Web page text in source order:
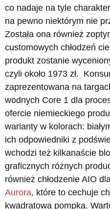
co nadaje na tyle
na pewno niektórym nie
Została ona również
customowych chłodzeń
produkt zostanie
czyli około 1973 zł.
zaprezentowana na
wodnych Core 1 dla
ofercie niemieckiego
warianty w kolorach:
ich odpowiedniki z
wchodzi też kilkanaście
graficznych różnych
również chłodzenie AIO
Aurora, które to cechuje
kwadratowa pompka.